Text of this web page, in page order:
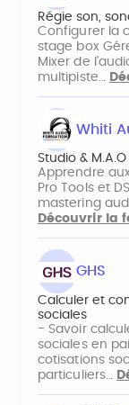
Régie son,
Configurer la
stage box
Mixer de
multipiste…
Whiti
Studio &
Apprendre
Pro Tools et
mastering
Découvrir la
GHS
Calculer et
sociales
- Savoir
sociales en
cotisations
particuliers…